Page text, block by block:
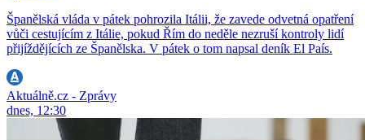
Španělská vláda v pátek pohrozila Itálii, že zavede odvetná opatření
vůči cestujícím z Itálie, pokud Řím do neděle nezruší kontroly lidí
přijíždějících ze Španělska. V pátek o tom napsal deník El País.
Aktuálně.cz - Zprávy
dnes, 12:30